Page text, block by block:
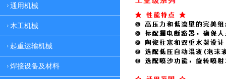
通用机械
木工机械
起重运输机械
焊接设备及材料